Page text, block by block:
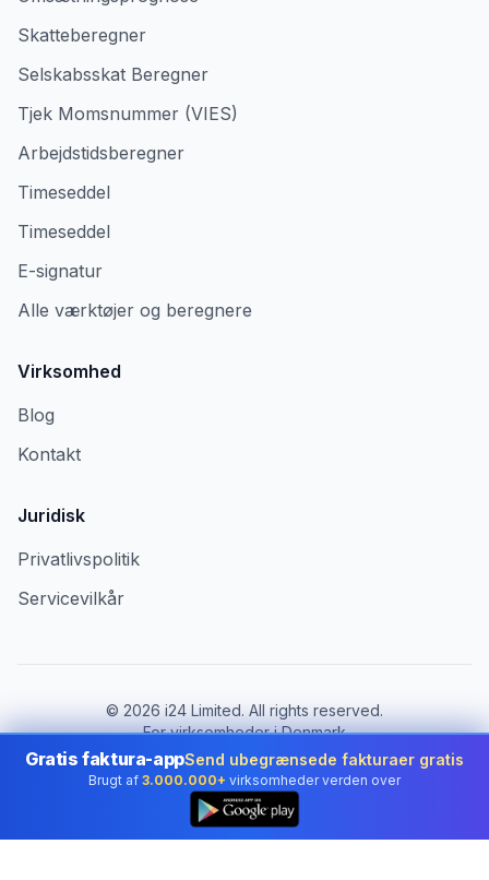
Skatteberegner
Selskabsskat Beregner
Tjek Momsnummer (VIES)
Arbejdstidsberegner
Timeseddel
Timeseddel
E-signatur
Alle værktøjer og beregnere
Virksomhed
Blog
Kontakt
Juridisk
Privatlivspolitik
Servicevilkår
© 2026 i24 Limited. All rights reserved.
For virksomheder i Denmark
Skift land:
Denmark
Gratis faktura-appSend ubegrænsede fakturaer gratis
Brugt af 3.000.000+ virksomheder verden over